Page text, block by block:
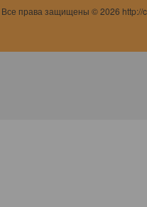
Все права защищены © 2026 http://